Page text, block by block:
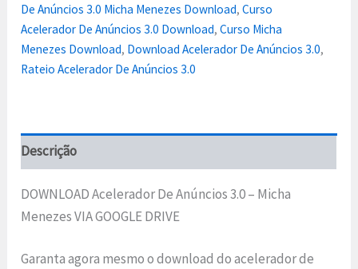
De Anúncios 3.0 Micha Menezes Download,Curso
Acelerador De Anúncios 3.0 Download,Curso Micha
Menezes Download, Download Acelerador De Anúncios 3.0,
Rateio Acelerador De Anúncios 3.0
Descrição
DOWNLOAD Acelerador De Anúncios 3.0 – Micha
Menezes VIA GOOGLE DRIVE
Garanta agora mesmo o download do acelerador de